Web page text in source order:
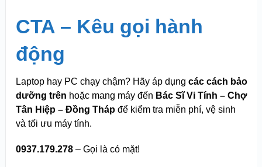
CTA – Kêu gọi hành
động
Laptop hay PC chạy chậm? Hãy áp dụng các cách bảo
dưỡng trên hoặc mang máy đến Bác Sĩ Vi Tính – Chợ
Tân Hiệp – Đồng Thápđể kiểm tra miễn phí, vệ sinh
và tối ưu máy tính.
0937.179.278– Gọi là có mặt!